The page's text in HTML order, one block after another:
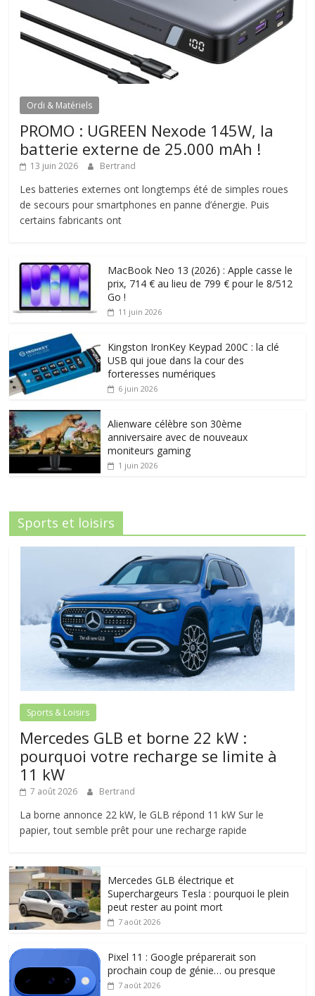
Ordi & Matériels
PROMO : UGREEN Nexode 145W, la
batterie externe de 25.000 mAh !
13 juin 2026 Bertrand
Les batteries externes ont longtemps été de simples roues
de secours pour smartphones en panne d’énergie. Puis
certains fabricants ont
MacBook Neo 13 (2026) : Apple casse le
prix, 714 € au lieu de 799 € pour le 8/512
Go !
11 juin 2026
Kingston IronKey Keypad 200C : la clé
USB qui joue dans la cour des
forteresses numériques
6 juin 2026
Alienware célèbre son 30ème
anniversaire avec de nouveaux
moniteurs gaming
1 juin 2026
Sports et loisirs
Sports & Loisirs
Mercedes GLB et borne 22 kW :
pourquoi votre recharge se limite à
11 kW
7 août 2026 Bertrand
La borne annonce 22 kW, le GLB répond 11 kW Sur le
papier, tout semble prêt pour une recharge rapide
Mercedes GLB électrique et
Superchargeurs Tesla : pourquoi le plein
peut rester au point mort
7 août 2026
Pixel 11 : Google préparerait son
prochain coup de génie… ou presque
7 août 2026